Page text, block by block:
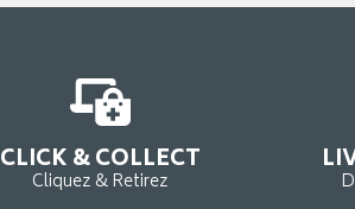
CLICK & COLLECT
Cliquez & Retirez